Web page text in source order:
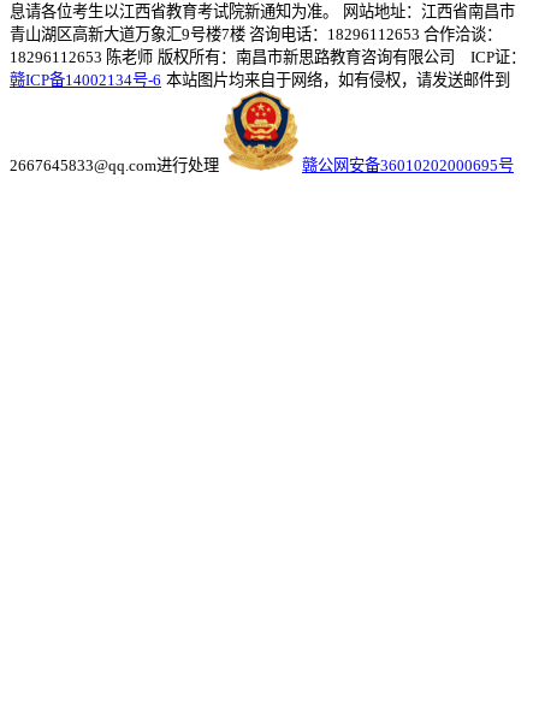
息请各位考生以江西省教育考试院新通知为准。
网站地址：江西省南昌市
青山湖区高新大道万象汇9号楼7楼 咨询电话：18296112653 合作洽谈：
18296112653 陈老师 版权所有：南昌市新思路教育咨询有限公司 ICP证：
赣ICP备14002134号-6 本站图片均来自于网络，如有侵权，请发送邮件到
2667645833@qq.com进行处理 赣公网安备36010202000695号